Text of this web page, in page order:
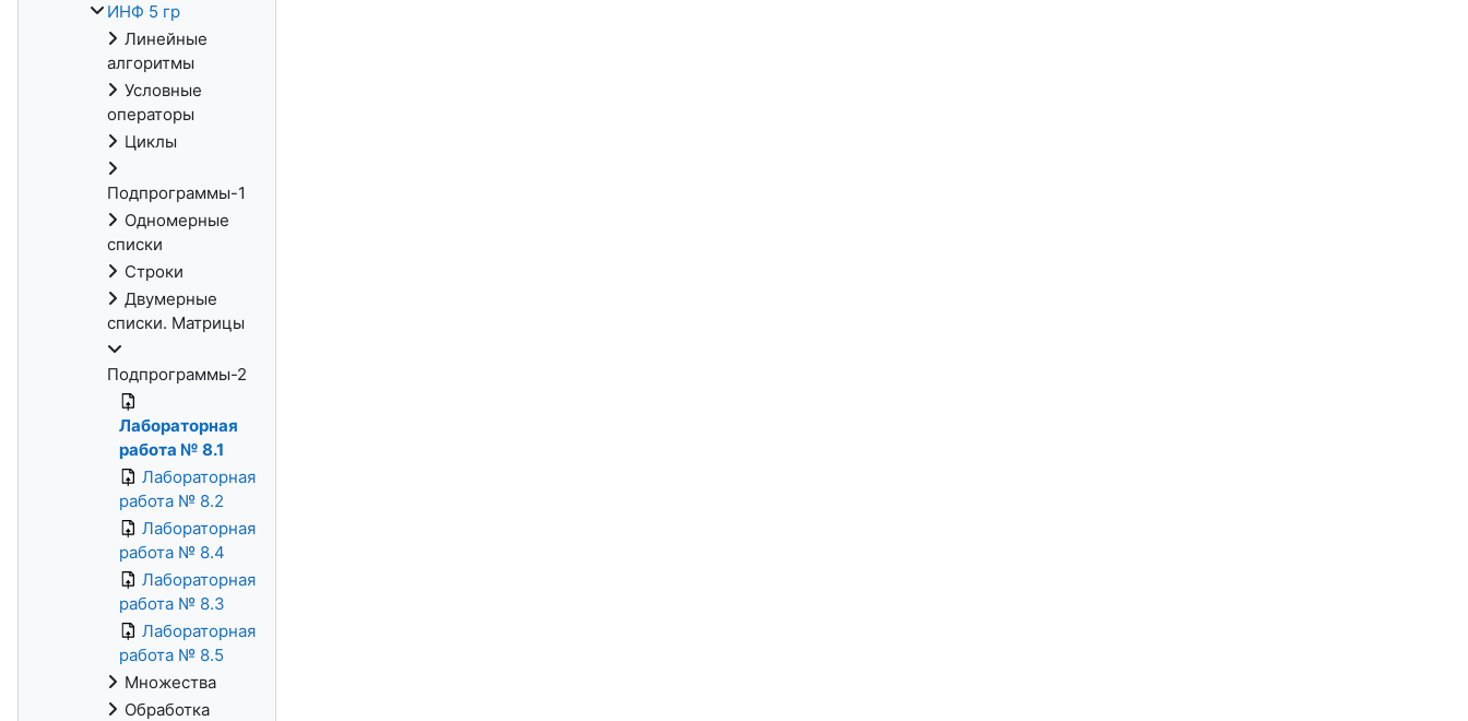
ИНФ 5 гр
Линейные
алгоритмы
Условные
операторы
Циклы
Подпрограммы-1
Одномерные
списки
Строки
Двумерные
списки. Матрицы
Подпрограммы-2
Лабораторная
работа № 8.1
Лабораторная
работа № 8.2
Лабораторная
работа № 8.4
Лабораторная
работа № 8.3
Лабораторная
работа № 8.5
Множества
Обработка